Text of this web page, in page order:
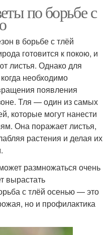
по борьбе с
в борьбе с тлёй
готовится к покою, и
листья. Однако для
необходимо
появления
Тля — один из самых
которые могут нанести
Она поражает листья,
растения и делая их
размножаться очень
вырастать
с тлёй осенью — это
но и профилактика